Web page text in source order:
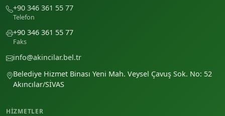
+90 346 361 55 77
Telefon
+90 346 361 55 77
Faks
info@akincilar.bel.tr
Belediye Hizmet Binası Yeni Mah. Veysel Çavuş Sok. No: 52
Akıncılar/SİVAS
HIZMETLER